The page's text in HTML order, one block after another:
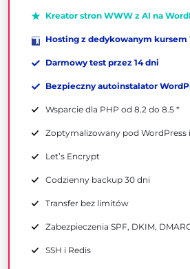
Kreator stron WWW z AI na
Hosting z dedykowanym kursem
Darmowy test przez 14 dni
Bezpieczny autoinstalator
Wsparcie dla PHP od 8.2 do 8.5 *
Zoptymalizowany pod WordPress
Let’s Encrypt
Codzienny backup 30 dni
Transfer bez limitów
Zabezpieczenia SPF, DKIM,
SSH i Redis